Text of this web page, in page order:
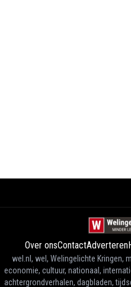
Over onsContactAdverteren
wel.nl, wel, Welingelichte Kringen,
economie, cultuur, nationaal,
achtergrondverhalen, dagbladen,